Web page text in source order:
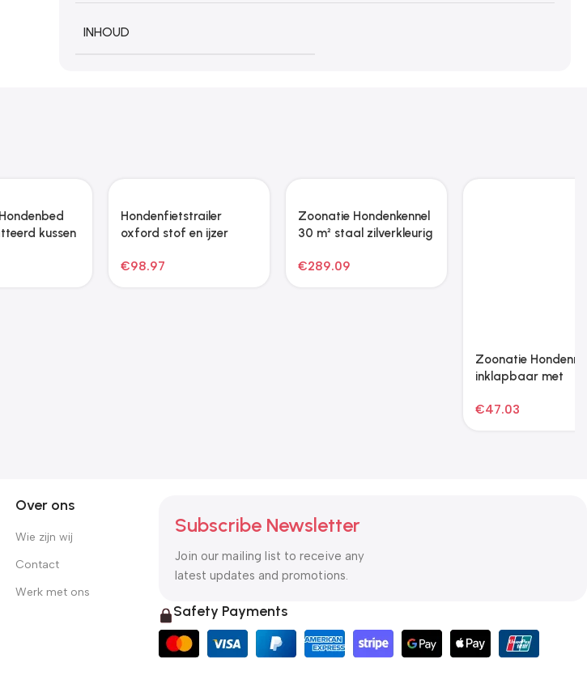
INHOUD
Huisdierentoilet met bak
Over ons
Wie zijn wij
Contact
Werk met ons
Subscribe Newsletter
Join our mailing list to receive any
latest updates and promotions.
Safety Payments